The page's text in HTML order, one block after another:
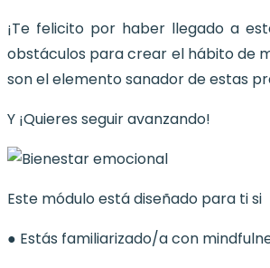
¡Te felicito por haber llegado a
obstáculos para crear el hábito de
son el elemento sanador de estas
Y ¡Quieres seguir avanzando!
Este módulo está diseñado para ti si
● Estás familiarizado/a con